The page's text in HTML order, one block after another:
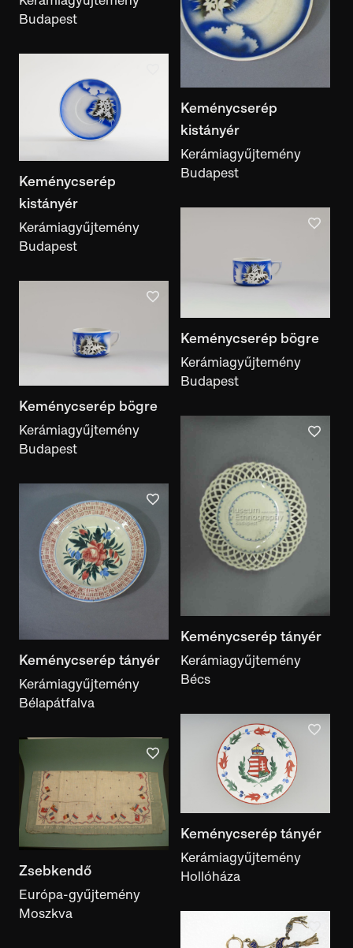
Budapest
Keménycserép
kistányér
Kerámiagyűjtemény
Budapest
Keménycserép
kistányér
Kerámiagyűjtemény
Budapest
Keménycserép bögre
Kerámiagyűjtemény
Budapest
Keménycserép bögre
Kerámiagyűjtemény
Budapest
Keménycserép tányér
Kerámiagyűjtemény
Bécs
Keménycserép tányér
Kerámiagyűjtemény
Bélapátfalva
Keménycserép tányér
Kerámiagyűjtemény
Hollóháza
Zsebkendő
Európa-gyűjtemény
Moszkva